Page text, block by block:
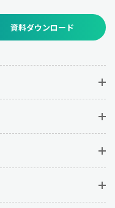
資料ダウンロード